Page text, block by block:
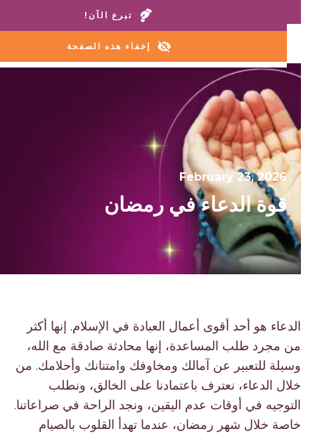
اتصل بمنازلنا أو خط المساعدة: +1 888 711 6472
تبرع الآن!
إخفاء هذه الصفحة
February 23, 2026
قوة الدعاء في رمضان
الدعاء هو أحد أقوى أعمال العبادة في الإسلام. إنها أكثر
من مجرد طلب المساعدة، إنها محادثة صادقة مع الله،
وسيلة للتعبير عن آمالك ومخاوفك وامتنانك وأحلامك. من
خلال الدعاء، نعترف باعتمادنا على الخالق، ونطلب
التوجيه في أوقات عدم اليقين، ونجد الراحة في صراعاتنا.
خاصة خلال شهر رمضان، عندما تهدأ القلوب بالصيام